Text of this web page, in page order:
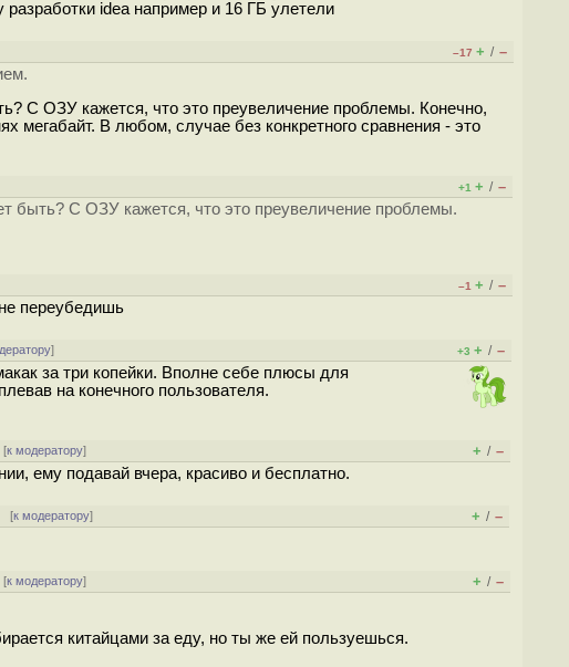
idea например и 16 ГБ улетели
–17 + / –
С ОЗУ кажется, что это преувеличение проблемы. Конечно,
мегабайт. В любом, случае без конкретного сравнения - это
+1 + / –
быть? С ОЗУ кажется, что это преувеличение проблемы.
–1 + / –
переубедишь
] +3 + / –
за три копейки. Вполне себе плюсы для
на конечного пользователя.
к модератору] + / –
ему подавай вчера, красиво и бесплатно.
[к модератору] + / –
к модератору] + / –
китайцами за еду, но ты же ей пользуешься.